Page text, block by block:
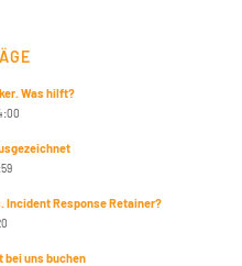
Was hilft?
Incident Response Retainer?
bei uns buchen